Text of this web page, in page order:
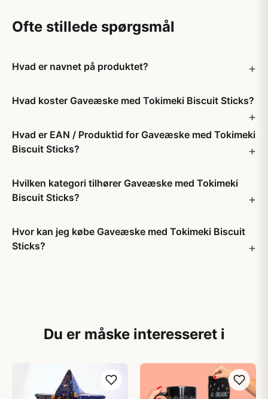
Ofte stillede spørgsmål
Hvad er navnet på produktet?
Hvad koster Gaveæske med Tokimeki Biscuit Sticks?
Hvad er EAN / Produktid for Gaveæske med Tokimeki
Biscuit Sticks?
Hvilken kategori tilhører Gaveæske med Tokimeki
Biscuit Sticks?
Hvor kan jeg købe Gaveæske med Tokimeki Biscuit
Sticks?
Du er måske interesseret i